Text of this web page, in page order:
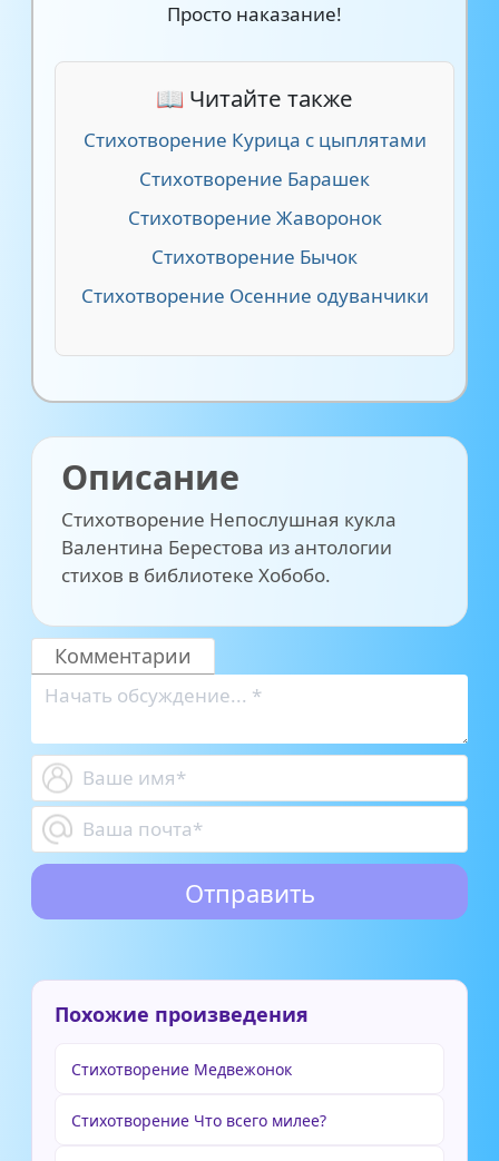
Просто наказание!
📖 Читайте также
Стихотворение Курица с цыплятами
Стихотворение Барашек
Стихотворение Жаворонок
Стихотворение Бычок
Стихотворение Осенние одуванчики
Описание
Стихотворение Непослушная кукла
Валентина Берестова из антологии
стихов в библиотеке Хобобо.
Комментарии
Похожие произведения
Стихотворение Медвежонок
Стихотворение Что всего милее?